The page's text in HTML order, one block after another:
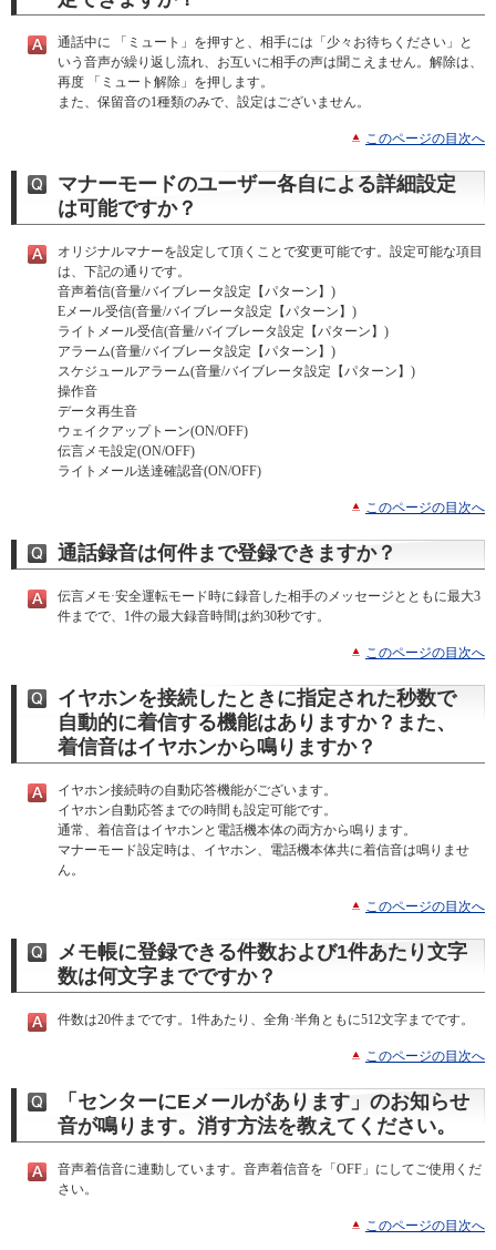
通話中に 「ミュート」を押すと、相手には「少々お待ちください」と
いう音声が繰り返し流れ、お互いに相手の声は聞こえません。解除は、
再度 「ミュート解除」を押します。
また、保留音の1種類のみで、設定はございません。
このページの目次へ
マナーモードのユーザー各自による詳細設定
は可能ですか？
オリジナルマナーを設定して頂くことで変更可能です。設定可能な項目
は、下記の通りです。
音声着信(音量/バイブレータ設定【パターン】)
Eメール受信(音量/バイブレータ設定【パターン】)
ライトメール受信(音量/バイブレータ設定【パターン】)
アラーム(音量/バイブレータ設定【パターン】)
スケジュールアラーム(音量/バイブレータ設定【パターン】)
操作音
データ再生音
ウェイクアップトーン(ON/OFF)
伝言メモ設定(ON/OFF)
ライトメール送達確認音(ON/OFF)
このページの目次へ
通話録音は何件まで登録できますか？
伝言メモ·安全運転モード時に録音した相手のメッセージとともに最大3
件までで、1件の最大録音時間は約30秒です。
このページの目次へ
イヤホンを接続したときに指定された秒数で
自動的に着信する機能はありますか？また、
着信音はイヤホンから鳴りますか？
イヤホン接続時の自動応答機能がございます。
イヤホン自動応答までの時間も設定可能です。
通常、着信音はイヤホンと電話機本体の両方から鳴ります。
マナーモード設定時は、イヤホン、電話機本体共に着信音は鳴りませ
ん。
このページの目次へ
メモ帳に登録できる件数および1件あたり文字
数は何文字までですか？
件数は20件までです。1件あたり、全角·半角ともに512文字までです。
このページの目次へ
「センターにEメールがあります」のお知らせ
音が鳴ります。消す方法を教えてください。
音声着信音に連動しています。音声着信音を「OFF」にしてご使用くだ
さい。
このページの目次へ